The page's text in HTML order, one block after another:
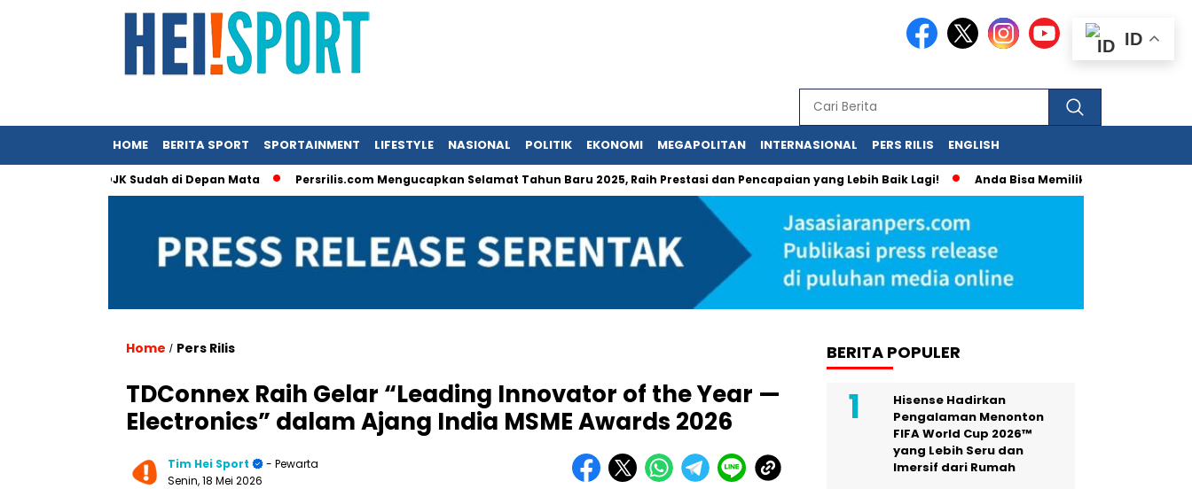
HOME BERITA SPORT SPORTAINMENT LIFESTYLE NASIONAL POLITIK EKONOMI MEGAPOLITAN INTERNASIONAL PERS RILIS ENGLISH
OJK Sudah di Depan Mata Persrilis.com Mengucapkan Selamat Tahun Baru 2025, Raih Prestasi dan Pencapaian yang Lebih Baik Lagi! Anda Bisa Memiliki Media Online Sendiri
Home / Pers Rilis
TDConnex Raih Gelar “Leading Innovator of the Year —
Electronics” dalam Ajang India MSME Awards 2026
Tim Hei Sport
- Pewarta
Senin, 18 Mei 2026
BERITA POPULER
Hisense Hadirkan
Pengalaman Menonton
FIFA World Cup 2026™
yang Lebih Seru dan
Imersif dari Rumah
ID